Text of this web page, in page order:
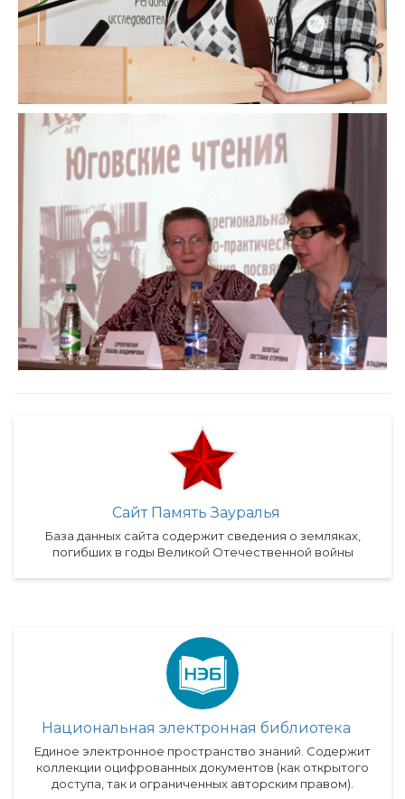
Сайт Память Зауралья
База данных сайта содержит сведения о земляках,
погибших в годы Великой Отечественной войны
Национальная электронная библиотека
Единое электронное пространство знаний. Содержит
коллекции оцифрованных документов (как открытого
доступа, так и ограниченных авторским правом).